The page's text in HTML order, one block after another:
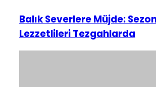
Balık Severlere Müjde:
Lezzetlileri Tezgahlarda